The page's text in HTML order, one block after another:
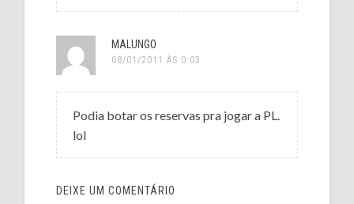
MALUNGO
08/01/2011 ÀS 0:03
Podia botar os reservas pra jogar a PL.
lol
DEIXE UM COMENTÁRIO